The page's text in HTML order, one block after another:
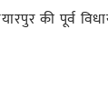
की पूर्व